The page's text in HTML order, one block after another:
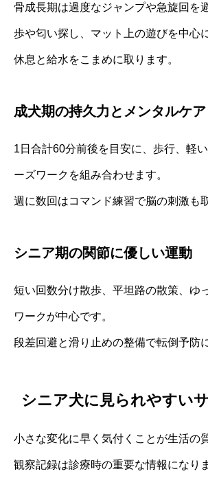
骨成長期は過度なジャンプや急旋回を
歩や匂い探し、マット上の遊びを中心
休息と給水をこまめに取ります。
成犬期の持久力とメンタルケア
1日合計60分前後を目安に、歩行、軽
ーズワークを組み合わせます。
週に数回はコマンド練習で脳の刺激も
シニア期の関節に優しい運動
短い回数分け散歩、平坦路の散策、ゆ
ワークが中心です。
段差回避と滑り止めの整備で転倒予防
シニア犬に見られやすい
小さな変化に早く気付くことが生活の
観察記録は診療時の重要な情報になり